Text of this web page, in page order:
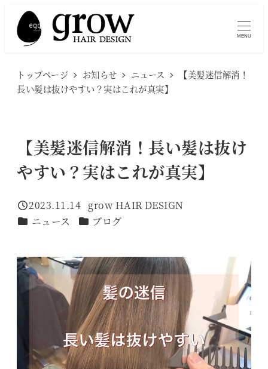
MENU
トップページ お知らせ ニュース
【美髪迷信解消！
長い髪は抜けやすい？実はこれが真実】
【美髪迷信解消！長い髪は抜け
やすい？実はこれが真実】
投稿日
2023.11.14
著
者
grow HAIR DESIGN
カテゴリー
ニュース カテゴリー
ブログ